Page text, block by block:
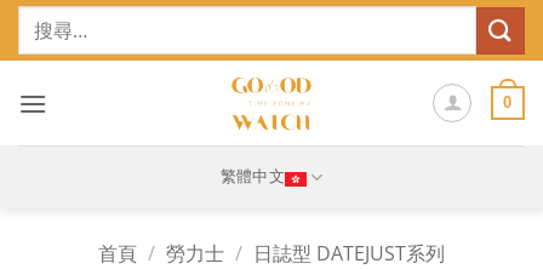
Skip
鍵
0
繁體中文
首頁 / 勞力士 / 日誌型 DATEJUST系列